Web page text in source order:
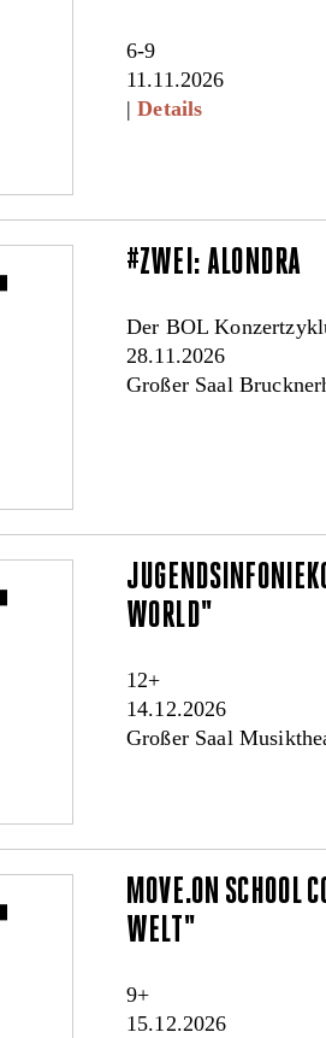
6-9
11.11.2026
|Details
#ZWEI: ALONDRA
Der BOL
28.11.2026
Großer Saal
WORLD"
12+
14.12.2026
Großer Saal
MOVE.ON SCHOOL
WELT"
9+
15.12.2026